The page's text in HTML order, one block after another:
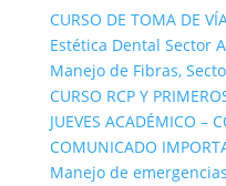
CURSO DE TOMA DE
Estética Dental Sector
Manejo de Fibras,
CURSO RCP Y
JUEVES ACADÉMICO –
COMUNICADO
Manejo de